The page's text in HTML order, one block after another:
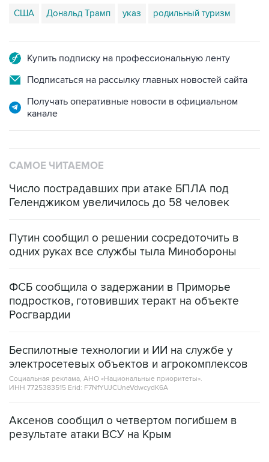
США Дональд Трамп указ родильный туризм
Купить подписку на профессиональную ленту
Подписаться на рассылку главных новостей сайта
Получать оперативные новости в официальном
канале
САМОЕ ЧИТАЕМОЕ
Число пострадавших при атаке БПЛА под
Геленджиком увеличилось до 58 человек
Путин сообщил о решении сосредоточить в
одних руках все службы тыла Минобороны
ФСБ сообщила о задержании в Приморье
подростков, готовивших теракт на объекте
Росгвардии
Беспилотные технологии и ИИ на службе у
электросетевых объектов и агрокомплексов
Социальная реклама, АНО «Национальные приоритеты».
ИНН 7725383515 Erid: F7NfYUJCUneVdwcydK6A
Аксенов сообщил о четвертом погибшем в
результате атаки ВСУ на Крым